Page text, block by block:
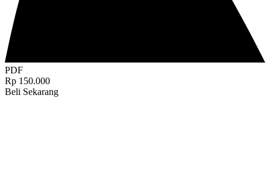
PDF
Rp 150.000
Beli Sekarang